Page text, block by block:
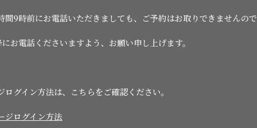
間9時前にお電話いただきましても、ご予約はお取りできませんので
お電話くださいますよう、お願い申し上げます。
ログイン方法は、こちらをご確認ください。
ジログイン方法